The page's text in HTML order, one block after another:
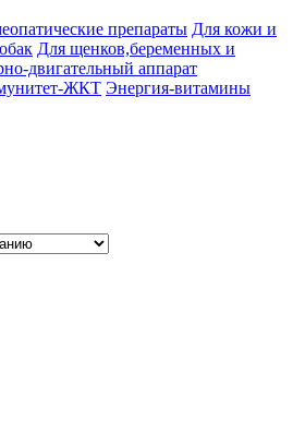
препараты Для кожи и
Для щенков,беременных и
двигательный аппарат
ЖКТ Энергия-витамины